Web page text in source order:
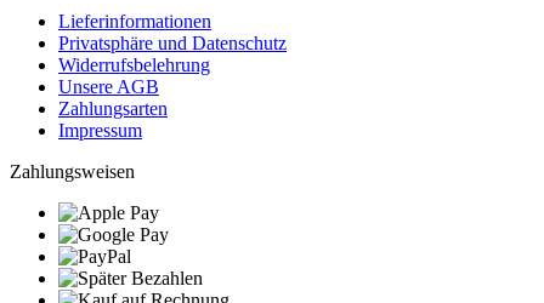
Lieferinformationen
Privatsphäre und Datenschutz
Widerrufsbelehrung
Unsere AGB
Zahlungsarten
Impressum
Zahlungsweisen